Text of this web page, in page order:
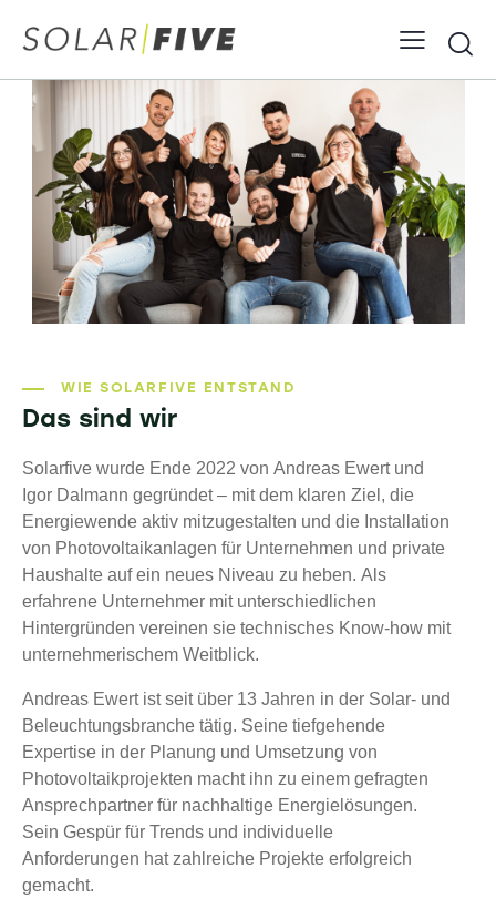
WIE SOLARFIVE ENTSTAND
Das sind wir
Solarfive wurde Ende 2022 von Andreas Ewert und
Igor Dalmann gegründet – mit dem klaren Ziel, die
Energiewende aktiv mitzugestalten und die Installation
von Photovoltaikanlagen für Unternehmen und private
Haushalte auf ein neues Niveau zu heben. Als
erfahrene Unternehmer mit unterschiedlichen
Hintergründen vereinen sie technisches Know-how mit
unternehmerischem Weitblick.
Andreas Ewert ist seit über 13 Jahren in der Solar- und
Beleuchtungsbranche tätig. Seine tiefgehende
Expertise in der Planung und Umsetzung von
Photovoltaikprojekten macht ihn zu einem gefragten
Ansprechpartner für nachhaltige Energielösungen.
Sein Gespür für Trends und individuelle
Anforderungen hat zahlreiche Projekte erfolgreich
gemacht.